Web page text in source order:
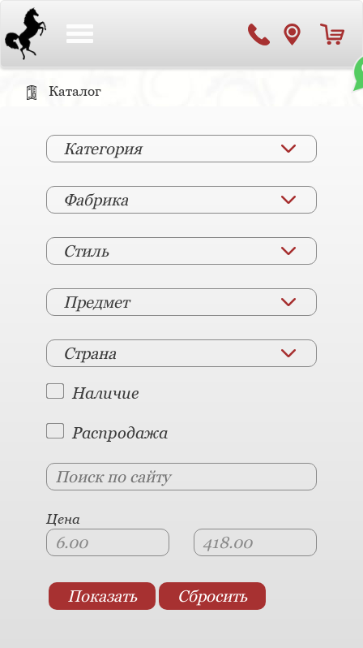
Каталог
Категория
Фабрика
Стиль
Предмет
Страна
Наличие
Распродажа
Цена